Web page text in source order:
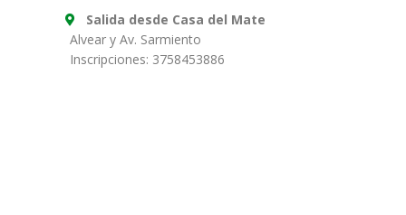
Salida desde Casa del Mate
Alvear y Av. Sarmiento
Inscripciones: 3758453886